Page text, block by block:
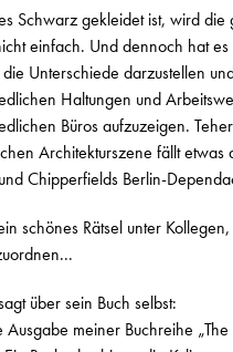
Schwarz gekleidet ist, wird die
einfach. Und dennoch hat es
Unterschiede darzustellen
Haltungen und
Büros aufzuzeigen.
Architekturszene fällt etwas
Chipperfields Berlin-
schönes Rätsel unter
über sein Buch selbst:
Ausgabe meiner Buchreihe